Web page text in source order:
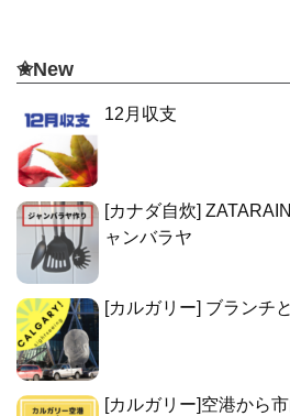
✬New
12月収支
[カナダ自炊]
ャンバラヤ
[カルガリー] ブランチ
[カルガリー]空港から